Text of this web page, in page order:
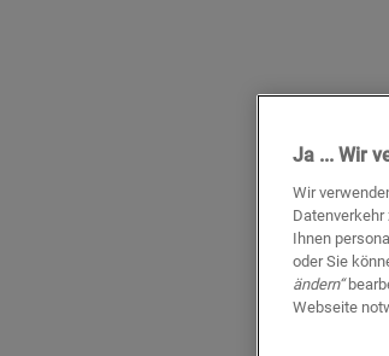
Ja ... Wir
Wir
Ihnen
oder Sie
ändern“
Webseite